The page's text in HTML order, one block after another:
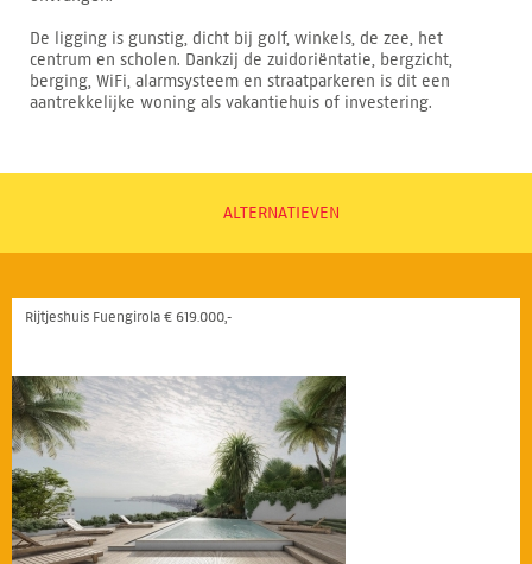
De ligging is gunstig, dicht bij golf, winkels, de zee, het
centrum en scholen. Dankzij de zuidoriëntatie, bergzicht,
berging, WiFi, alarmsysteem en straatparkeren is dit een
aantrekkelijke woning als vakantiehuis of investering.
ALTERNATIEVEN
Rijtjeshuis Fuengirola € 619.000,-